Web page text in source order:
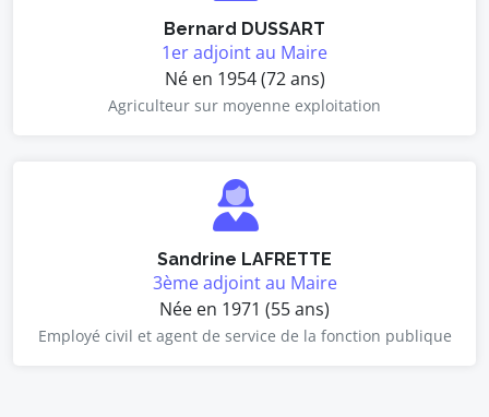
Bernard DUSSART
1er adjoint au Maire
Né en 1954 (72 ans)
Agriculteur sur moyenne exploitation
Sandrine LAFRETTE
3ème adjoint au Maire
Née en 1971 (55 ans)
Employé civil et agent de service de la fonction publique